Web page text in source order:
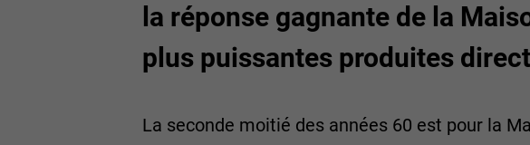
la réponse gagnante de la
plus puissantes produites
La seconde moitié des années 60 est pour la